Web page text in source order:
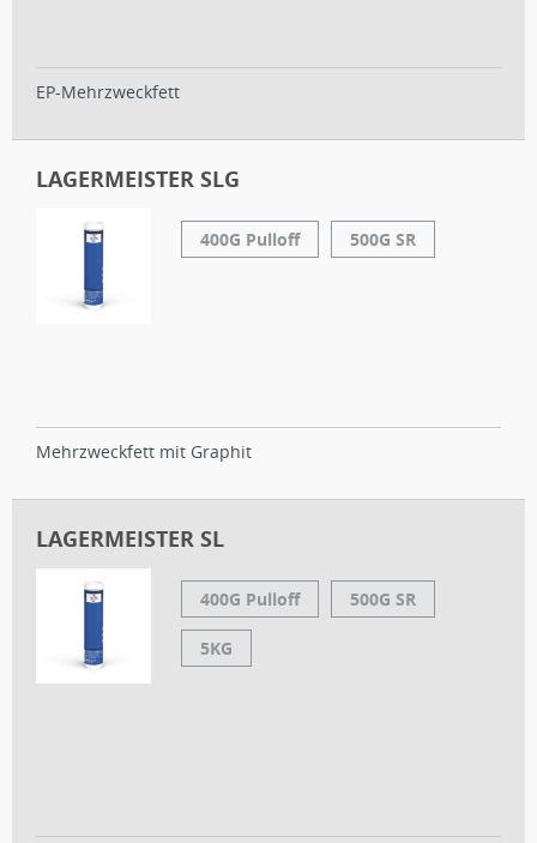
EP-Mehrzweckfett
LAGERMEISTER SLG
400G Pulloff 500G SR
Mehrzweckfett mit Graphit
LAGERMEISTER SL
400G Pulloff 500G SR
5KG